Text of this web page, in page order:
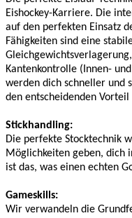
Eishockey-Karriere. Die
auf den perfekten Einsatz
Fähigkeiten sind eine
Kantenkontrolle (Innen-
werden dich schneller und
den entscheidenden Vorteil
Stickhandling:
Die perfekte Stocktechnik
Möglichkeiten geben, dich
ist das, was einen echten
Gameskills:
Wir verwandeln die